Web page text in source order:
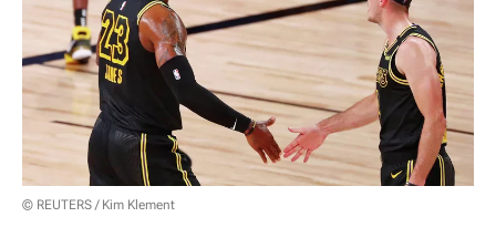
© REUTERS / Kim Klement